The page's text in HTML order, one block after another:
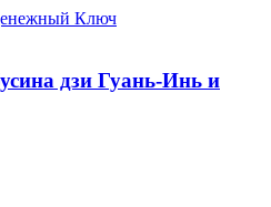
дзи Гуань-Инь и